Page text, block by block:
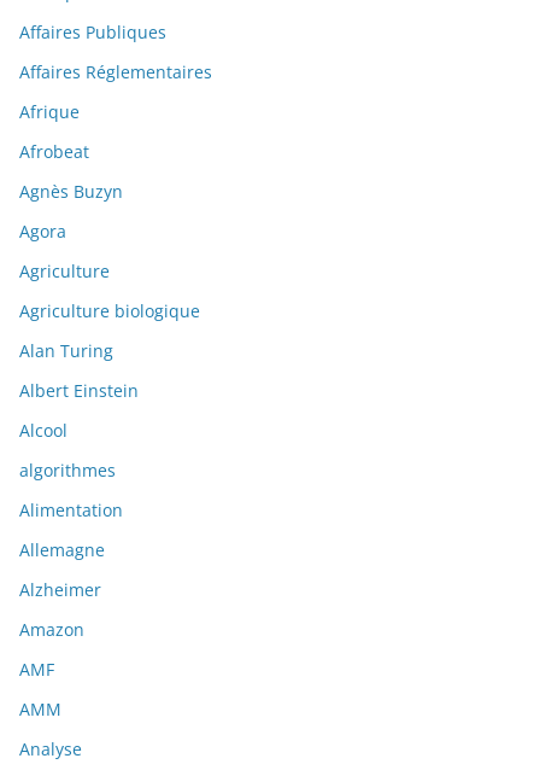
Affaires Publiques
Affaires Réglementaires
Afrique
Afrobeat
Agnès Buzyn
Agora
Agriculture
Agriculture biologique
Alan Turing
Albert Einstein
Alcool
algorithmes
Alimentation
Allemagne
Alzheimer
Amazon
AMF
AMM
Analyse